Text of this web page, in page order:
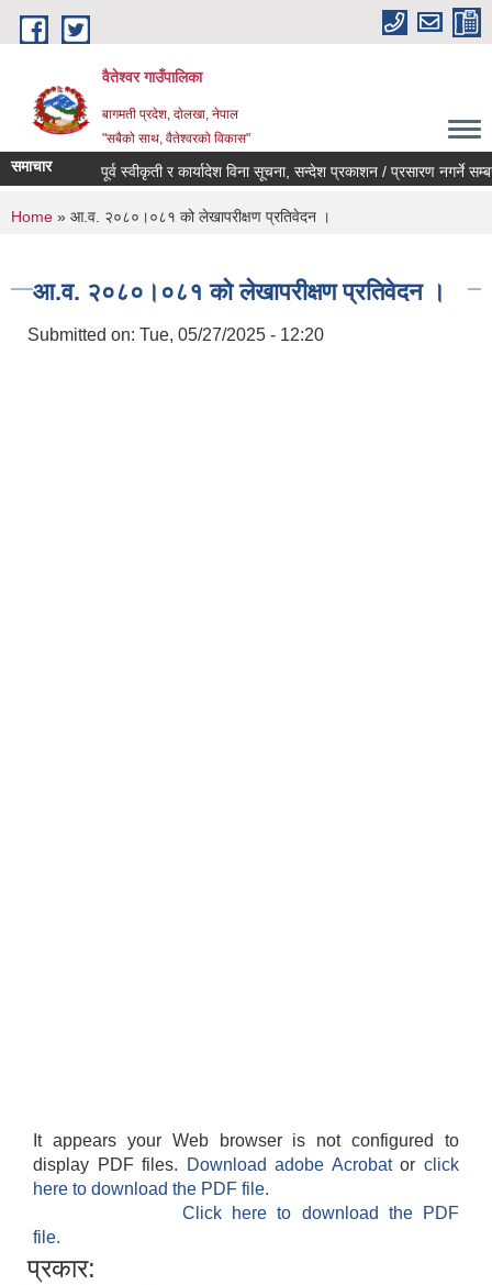
Skip to main content
वैतेश्वर गाउँपालिका
बागमती प्रदेश, दाेलखा, नेपाल
"सबैको साथ, वैतेश्वरको विकास"
समाचार पूर्व स्वीकृती र कार्यादेश विना सूचना, सन्देश प्रकाशन / प्रसारण नगर्ने सम्बन्धी
You are here
Home » आ.व. २०८०।०८१ को लेखापरीक्षण प्रतिवेदन ।
आ.व. २०८०।०८१ को लेखापरीक्षण प्रतिवेदन ।
Submitted on: Tue, 05/27/2025 - 12:20
It appears your Web browser is not configured to
display PDF files.
Download adobe Acrobatorclick
here to download the PDF file.
Click here to download the PDF
file.
प्रकार: